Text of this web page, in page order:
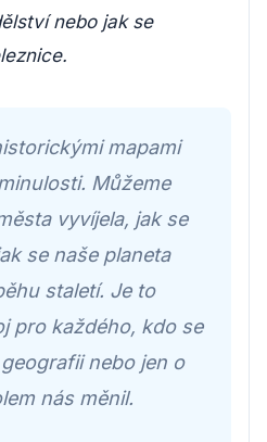
nebo jak se
mapami
Můžeme
vyvíjela, jak se
se naše planeta
staletí. Je to
pro každého, kdo se
nebo jen o
nás měnil.